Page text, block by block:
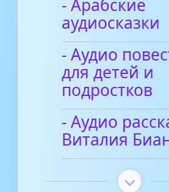
- Арабские
аудиосказки
- Аудио
для детей и
подростков
- Аудио
Виталия